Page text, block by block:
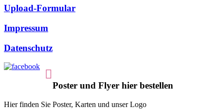
Upload-Formular
Impressum
Datenschutz
Poster und Flyer hier bestellen
Hier finden Sie Poster, Karten und unser Logo